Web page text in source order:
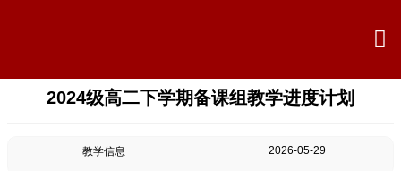

2024级高二下学期备课组教学进度计划
教学信息 2026-05-29
首页
学校概况